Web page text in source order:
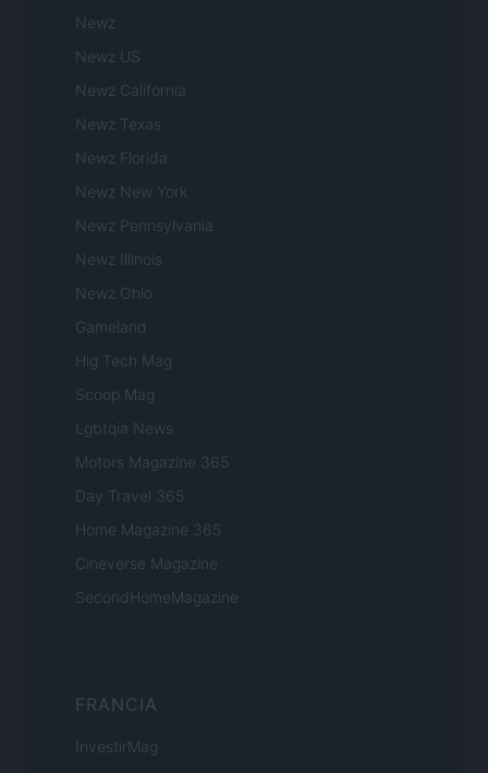
Newz
Newz US
Newz California
Newz Texas
Newz Florida
Newz New York
Newz Pennsylvania
Newz Illinois
Newz Ohio
Gameland
Hig Tech Mag
Scoop Mag
Lgbtqia News
Motors Magazine 365
Day Travel 365
Home Magazine 365
Cineverse Magazine
SecondHomeMagazine
FRANCIA
InvestirMag